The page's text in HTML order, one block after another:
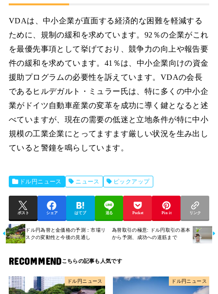
VDAは、中小企業が直面する経済的な困難を軽減する
ために、規制の緩和を求めています。92％の企業がこれ
を最優先事項として挙げており、競争力の向上や報告要
件の緩和を求めています。41％は、中小企業向けの資金
援助プログラムの必要性を訴えています。VDAの会長
であるヒルデガルト・ミュラー氏は、特に多くの中小企
業がドイツ自動車産業の変革を成功に導く鍵となると述
べていますが、現在の需要の低迷と立地条件が特に中小
規模の工業企業にとってますます厳しい状況を生み出し
ていると警鐘を鳴らしています。
ドル円ニュース ニュース ピックアップ
ポスト シェア はてブ 送る Pocket Pin it リンク
ドル円為替と金価格の予測：市場リ
スクの変動性と今後の見通し
為替取引の極意: ドル円取引の基本
から予測、成功への道筋まで
RECOMMEND
ドル円ニュース ドル円ニュース